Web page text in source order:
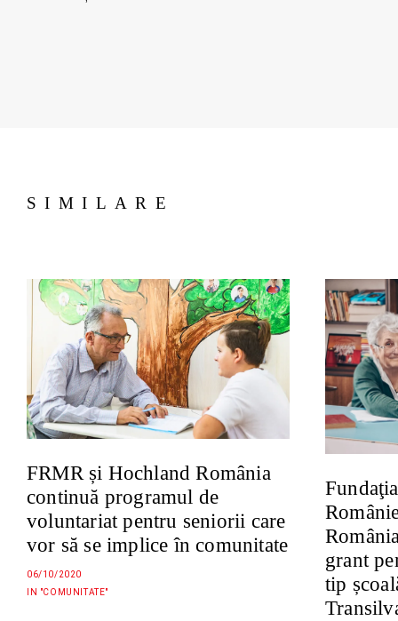
SIMILARE
FRMR și Hochland România
continuă programul de
voluntariat pentru seniorii care
vor să se implice în comunitate
06/10/2020
IN "COMUNITATE"
grant
tip